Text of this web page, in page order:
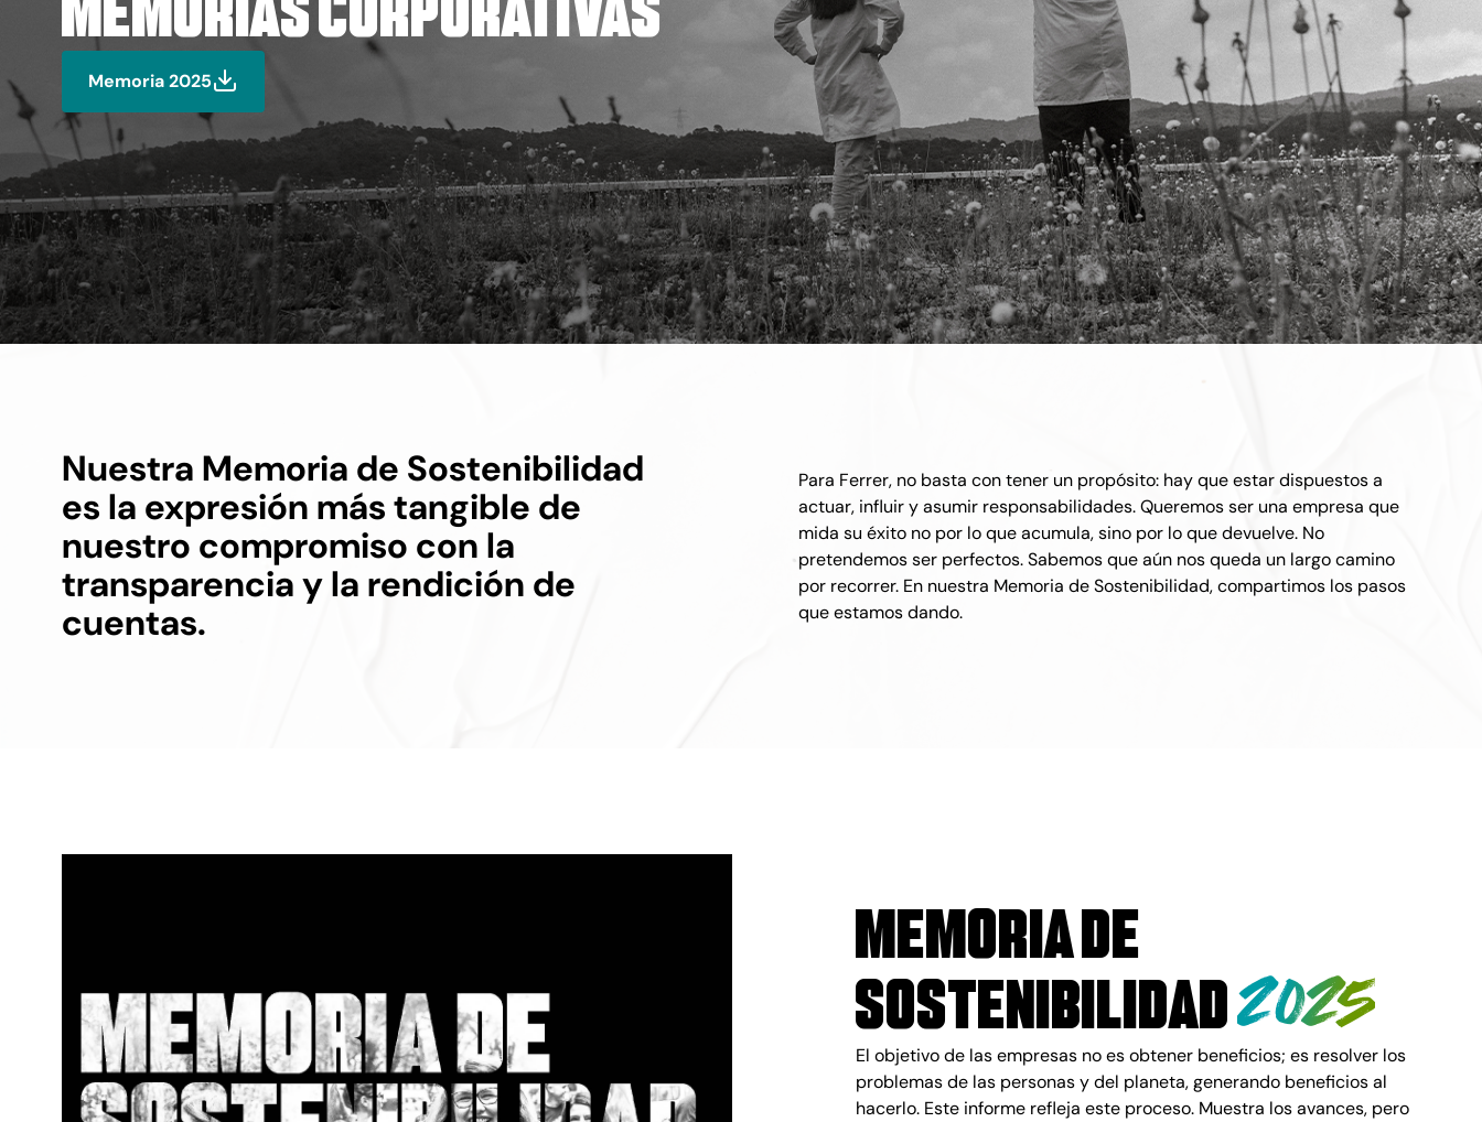
Memorias Corporativas
Memoria 2025
Nuestra Memoria de Sostenibilidad
es la expresión más tangible de
nuestro compromiso con la
transparencia y la rendición de
cuentas.
Para Ferrer, no basta con tener un propósito: hay que estar dispuestos a
actuar, influir y asumir responsabilidades. Queremos ser una empresa que
mida su éxito no por lo que acumula, sino por lo que devuelve. No
pretendemos ser perfectos. Sabemos que aún nos queda un largo camino
por recorrer. En nuestra Memoria de Sostenibilidad, compartimos los pasos
que estamos dando.
Memoria de
sostenibilidad2025
El objetivo de las empresas no es obtener beneficios; es resolver los
problemas de las personas y del planeta, generando beneficios al
hacerlo. Este informe refleja este proceso. Muestra los avances, pero